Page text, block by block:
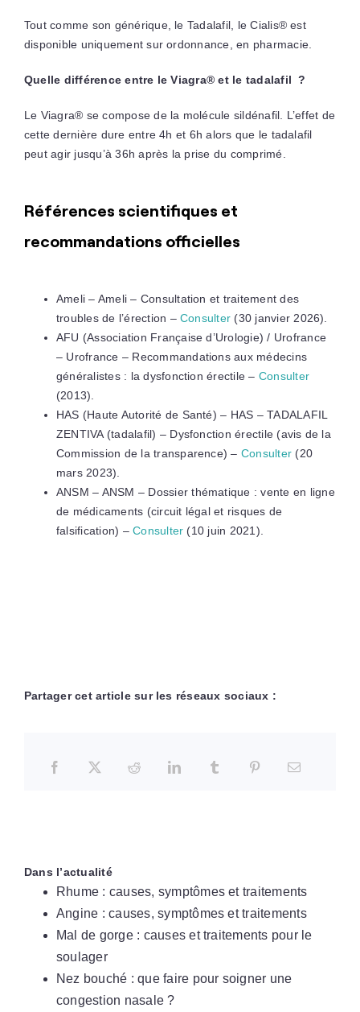
Tout comme son générique, le Tadalafil, le Cialis® est
disponible uniquement sur ordonnance, en pharmacie.
Quelle différence entre le Viagra® et le tadalafil ?
Le Viagra® se compose de la molécule sildénafil. L’effet de
cette dernière dure entre 4h et 6h alors que le tadalafil
peut agir jusqu’à 36h après la prise du comprimé.
Références scientifiques et
recommandations officielles
Ameli – Ameli – Consultation et traitement des
troubles de l’érection – Consulter (30 janvier 2026).
AFU (Association Française d’Urologie) / Urofrance
– Urofrance – Recommandations aux médecins
généralistes : la dysfonction érectile – Consulter
(2013).
HAS (Haute Autorité de Santé) – HAS – TADALAFIL
ZENTIVA (tadalafil) – Dysfonction érectile (avis de la
Commission de la transparence) – Consulter (20
mars 2023).
ANSM – ANSM – Dossier thématique : vente en ligne
de médicaments (circuit légal et risques de
falsification) –Consulter (10 juin 2021).
Partager cet article sur les réseaux sociaux :
Dans l’actualité
Rhume : causes, symptômes et traitements
Angine : causes, symptômes et traitements
Mal de gorge : causes et traitements pour le
soulager
Nez bouché : que faire pour soigner une
congestion nasale ?